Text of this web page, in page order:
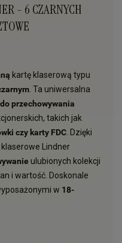
- 6 CZARNYCH
kartę klaserową typu
. Ta uniwersalna
do przechowywania
takich jak
czy karty FDC . Dzięki
Lindner
ulubionych kolekcji
i wartość. Doskonale
w 18-